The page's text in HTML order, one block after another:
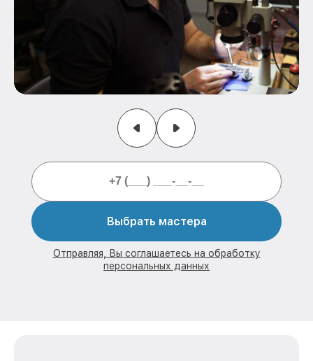
Выбрать мастера
Отправляя, Вы соглашаетесь на обработку
персональных данных